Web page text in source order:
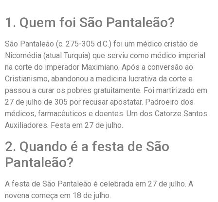
1. Quem foi São Pantaleão?
São Pantaleão (c. 275-305 d.C.) foi um médico cristão de
Nicomédia (atual Turquia) que serviu como médico imperial
na corte do imperador Maximiano. Após a conversão ao
Cristianismo, abandonou a medicina lucrativa da corte e
passou a curar os pobres gratuitamente. Foi martirizado em
27 de julho de 305 por recusar apostatar. Padroeiro dos
médicos, farmacêuticos e doentes. Um dos Catorze Santos
Auxiliadores. Festa em 27 de julho.
2. Quando é a festa de São
Pantaleão?
A festa de São Pantaleão é celebrada em 27 de julho. A
novena começa em 18 de julho.